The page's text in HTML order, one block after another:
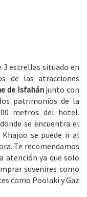
3 estrellas situado en
de las atracciones
de Isfahánjunto con
patrimonios de la
metros del hotel.
se encuentra el
se puede ir al
Te recomendamos
atención ya que solo
suvenires como
como Poolaki yGaz